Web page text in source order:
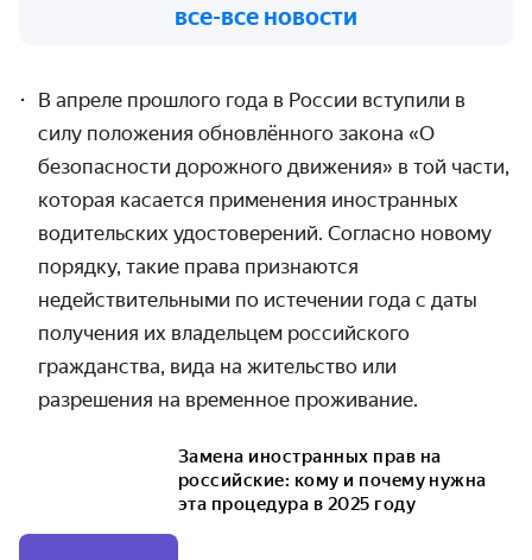
все-все новости
В апреле прошлого года в России вступили в
силу положения обновлённого закона «О
безопасности дорожного движения» в той части,
которая касается применения иностранных
водительских удостоверений. Согласно новому
порядку, такие права признаются
недействительными по истечении года с даты
получения их владельцем российского
гражданства, вида на жительство или
разрешения на временное проживание.
Замена иностранных прав на
российские: кому и почему нужна
эта процедура в 2025 году